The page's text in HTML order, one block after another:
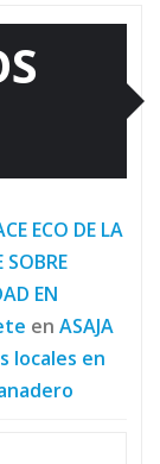
ECO DE LA
SOBRE
EN
en ASAJA
locales en